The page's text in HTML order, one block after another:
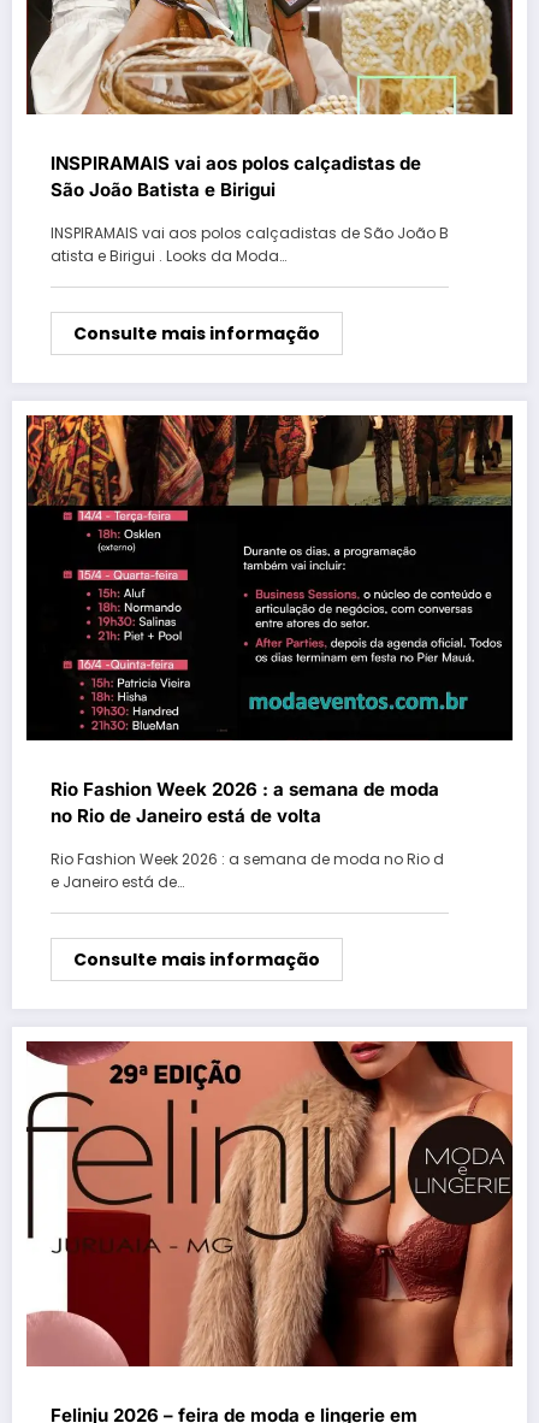
INSPIRAMAIS vai aos polos calçadistas de
São João Batista e Birigui
INSPIRAMAIS vai aos polos calçadistas de São João B
atista e Birigui . Looks da Moda…
Consulte mais informação
Rio Fashion Week 2026 : a semana de moda
no Rio de Janeiro está de volta
Rio Fashion Week 2026 : a semana de moda no Rio d
e Janeiro está de…
Consulte mais informação
Felinju 2026 – feira de moda e lingerie em